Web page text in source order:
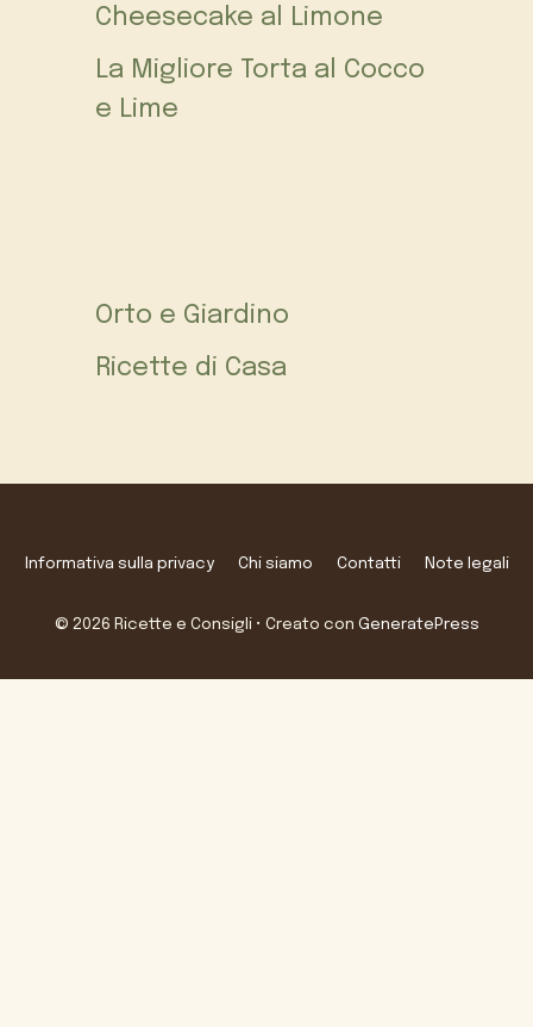
Cheesecake al Limone
La Migliore Torta al Cocco
e Lime
Orto e Giardino
Ricette di Casa
Informativa sulla privacy Chi siamo Contatti Note legali
© 2026 Ricette e Consigli• Creato con GeneratePress